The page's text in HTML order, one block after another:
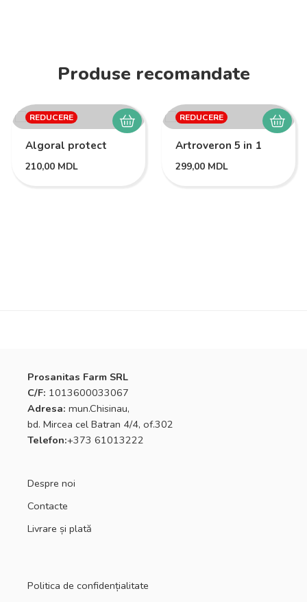
Produse recomandate
REDUCERE
Algoral protect
210,00 MDL
REDUCERE
Artroveron 5 in 1
299,00 MDL
Prosanitas Farm SRL
C/F: 1013600033067
Adresa: mun.Chisinau,
bd. Mircea cel Batran 4/4, of.302
Telefon:+373 61013222
Despre noi
Contacte
Livrare și plată
Politica de confidențialitate